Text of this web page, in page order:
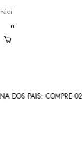
0
COMPRE 02 E